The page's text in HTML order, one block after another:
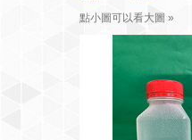
點小圖可以看大圖 »